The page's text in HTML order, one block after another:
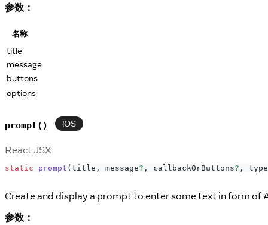
参数：
名称
title
message
buttons
options
prompt() iOS
React JSX
static prompt ( title , message? , callbackOrButtons? , type
Create and display a prompt to enter some text in form of
参数：